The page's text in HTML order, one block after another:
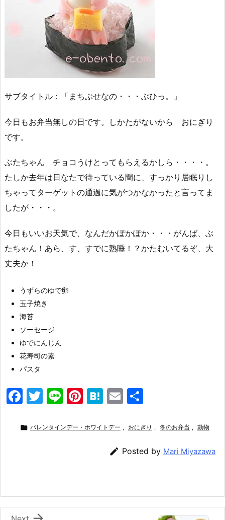
サブタイトル：「まちぶせなの・・・ぶひっ。」
今日もお弁当無しの日です。しかたがないから おにぎり
です。
ぶたちゃん チョコうけとってもらえるかしら・・・・。
たしか去年は日なたで待っている間に、すっかり居眠りし
ちゃってターゲットの通過に気がつかなかったと言ってま
したが・・・。
今日もいいお天気で、なんだかぽかぽか・・・がんば、ぶ
たちゃん！あら、す、すでに熟睡！？かたむいてるぞ、大
丈夫か！
うずらのゆで卵
玉子焼き
海苔
ソーセージ
ゆでにんじん
花寿司の素
パスタ
F
c
o
k
T
itt
Li
e
Pi
er
H
e
a
E
ai
l
 バレンタインデー・ホワイトデー , おにぎり , 冬のお弁当 , 動物
 Posted by Mari Miyazawa